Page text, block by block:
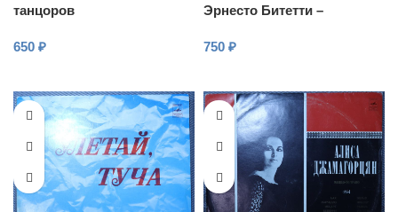
танцоров
650 ₽
Эрнесто Битетти –
и гитары
750 ₽